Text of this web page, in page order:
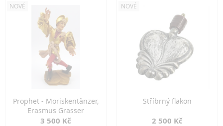
NOVÉ
Prophet - Moriskentänzer,
Erasmus Grasser
3 500 Kč
NOVÉ
Stříbrný flakon
2 500 Kč